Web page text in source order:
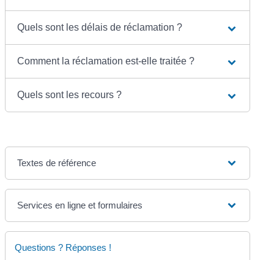
Quels sont les délais de réclamation ?
Comment la réclamation est-elle traitée ?
Quels sont les recours ?
Textes de référence
Services en ligne et formulaires
Questions ? Réponses !